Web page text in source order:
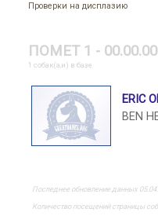
Проверки на дисплазию
ПОМЕТ 1 -
1 собак(а,и) в базе
ERIC
BEN
Последнее обновление данных
Количество посещений страницы